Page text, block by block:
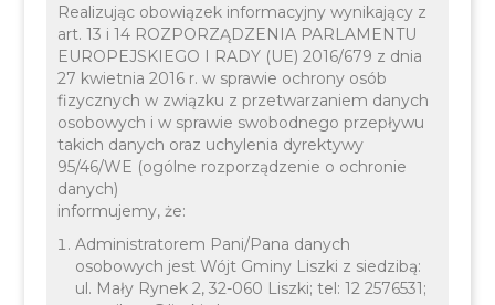
14 KWIETNIA 2026 INFORMACJE KULTURA
Realizując obowiązek informacyjny wynikający z
art. 13 i 14 ROZPORZĄDZENIA PARLAMENTU
EUROPEJSKIEGO I RADY (UE) 2016/679 z dnia
27 kwietnia 2016 r. w sprawie ochrony osób
fizycznych w związku z przetwarzaniem danych
osobowych i w sprawie swobodnego przepływu
takich danych oraz uchylenia dyrektywy
95/46/WE (ogólne rozporządzenie o ochronie
danych)
informujemy, że:
Administratorem Pani/Pana danych
osobowych jest Wójt Gminy Liszki z siedzibą:
ul. Mały Rynek 2, 32-060 Liszki; tel: 12 2576531;